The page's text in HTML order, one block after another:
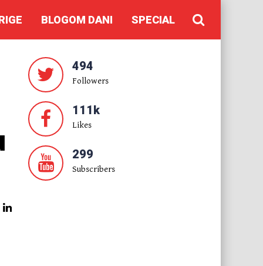
BLOGOM DANI SPECIAL
494
Followers
111k
Likes
299
Subscribers